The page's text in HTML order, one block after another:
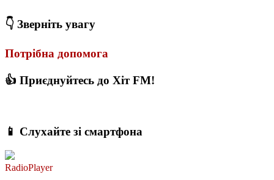
👇 Зверніть увагу
Потрібна допомога
👍 Приєднуйтесь до Хіт FM!
📱 Слухайте зі смартфона
RadioPlayer